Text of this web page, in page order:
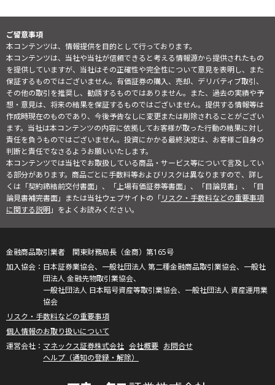
ご留意事項
本コンテンツは、情報提供を目的として行っております。
本コンテンツは、当社や当社が信頼できると考える情報源から提供されたもの
を提供していますが、当社はその正確性や完全性について意見を表明し、また
保証するものではございません。有価証券の購入、売却、デリバティブ取引、
その他の取引を推奨し、勧誘するものではありません。また、過去の実績や予
想・意見は、将来の結果を保証するものではございません。提供する情報等は
作成時現在のものであり、今後予告なしに変更または削除されることがござい
ます。当社は本コンテンツの内容に依拠してお客様が取った行動の結果に対し
責任を負うものではございません。投資にかかる最終決定は、お客様ご自身の
判断と責任でなさるようお願いいたします。
本コンテンツでは当社でお取扱している商品・サービス等について言及してい
る部分があります。商品ごとに手数料等およびリスクは異なりますので、詳し
くは「契約締結前交付書面」、「上場有価証券等書面」、「目論見書」、「目
論見書補完書面」または当社ウェブサイトの「リスク・手数料などの重要事項
に関する説明」をよくお読みください。
金融商品取引業者 関東財務局長（金商）第165号
日本証券業協会、一般社団法人 第二種金融商品取引業協会、一般社
団法人 金融先物取引業協会、
一般社団法人 日本暗号資産等取引業協会、一般社団法人 資産運用業
協会
リスク・手数料などの重要事項
個人情報のお取り扱いについて
マネックス証券株式会社 会社概要 お問合せ
ヘルプ（通知の登録・解除）